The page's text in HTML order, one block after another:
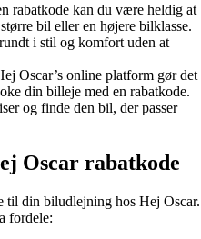
rabatkode kan du være heldig at
bil eller en højere bilklasse.
i stil og komfort uden at
Oscar’s online platform gør det
din billeje med en rabatkode.
og finde den bil, der passer
Oscar rabatkode
til din biludlejning hos Hej Oscar.
fordele: